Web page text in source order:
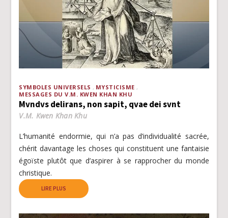
SYMBOLES UNIVERSELS
MYSTICISME
MESSAGES DU V.M. KWEN KHAN KHU
Mvndvs delirans, non sapit, qvae dei svnt
V.M. Kwen Khan Khu
L’humanité endormie, qui n’a pas d’individualité sacrée,
chérit davantage les choses qui constituent une fantaisie
égoïste plutôt que d’aspirer à se rapprocher du monde
christique.
LIRE PLUS